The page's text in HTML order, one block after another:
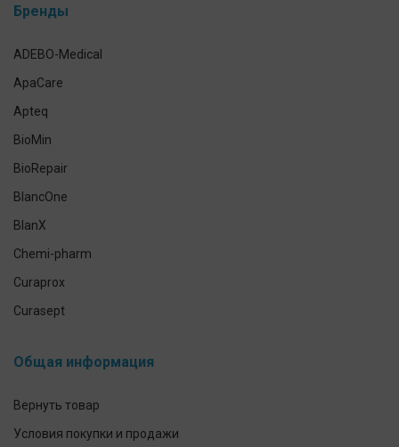
Уход за зубными протезами
Бренды
ADEBO-Medical
ApaCare
Apteq
BioMin
BioRepair
BlancOne
BlanX
Chemi-pharm
Curaprox
Curasept
Elmex
Общая информация
Вернуть товар
Условия покупки и продажи